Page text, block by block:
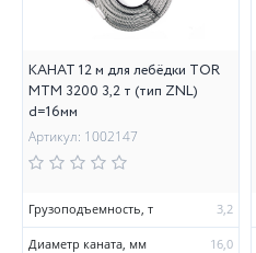
КАНАТ 12 м для лебёдки TOR
МТМ 3200 3,2 т (тип ZNL)
d=16мм
Артикул: 1002147
Грузоподъемность, т 3,2
Диаметр каната, мм 16,0